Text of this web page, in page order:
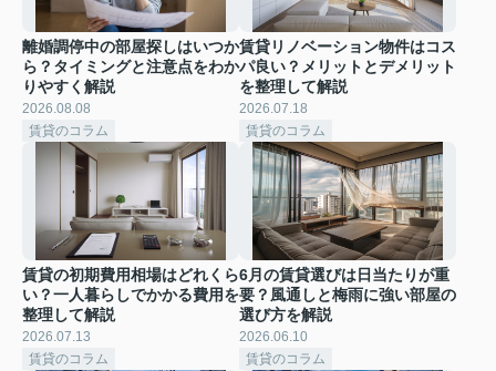
離婚調停中の部屋探しはいつか
ら？タイミングと注意点をわか
りやすく解説
2026.08.08
賃貸のコラム
賃貸リノベーション物件はコス
パ良い？メリットとデメリット
を整理して解説
2026.07.18
賃貸のコラム
賃貸の初期費用相場はどれくら
い？一人暮らしでかかる費用を
整理して解説
2026.07.13
賃貸のコラム
6月の賃貸選びは日当たりが重
要？風通しと梅雨に強い部屋の
選び方を解説
2026.06.10
賃貸のコラム